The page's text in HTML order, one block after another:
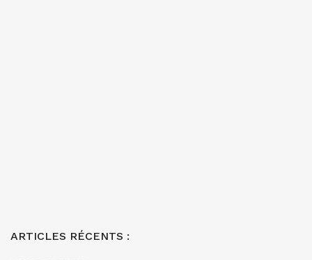
ARTICLES RÉCENTS :